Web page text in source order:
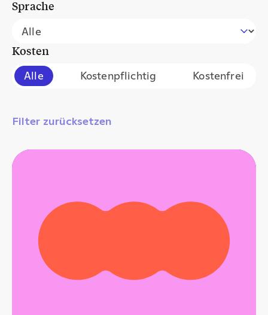
Sprache
Filter events by language
Select content
Kosten
Filter events by cost
Alle Kostenpflichtig Kostenfrei
Filter zurücksetzen